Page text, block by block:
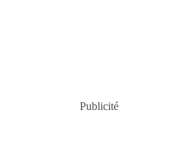
Publicité